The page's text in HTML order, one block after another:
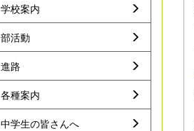
学校案内
部活動
進路
各種案内
中学生の皆さんへ